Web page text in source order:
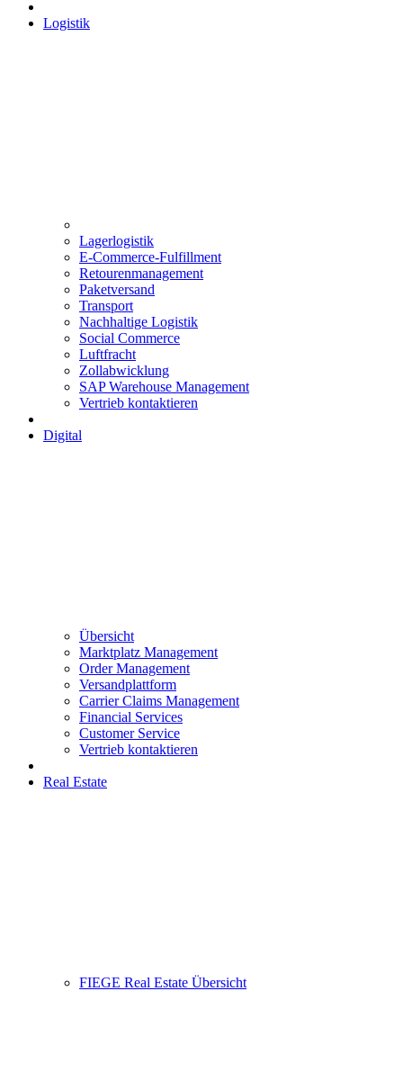
Logistik
Lagerlogistik
E-Commerce-Fulfillment
Retourenmanagement
Paketversand
Transport
Nachhaltige Logistik
Social Commerce
Luftfracht
Zollabwicklung
SAP Warehouse Management
Vertrieb kontaktieren
Digital
Übersicht
Marktplatz Management
Order Management
Versandplattform
Carrier Claims Management
Financial Services
Customer Service
Vertrieb kontaktieren
Real Estate
FIEGE Real Estate Übersicht